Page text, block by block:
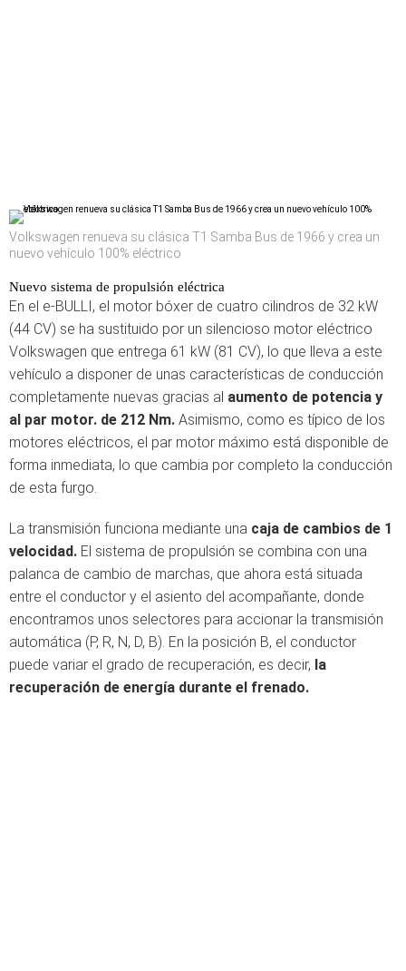
Volkswagen renueva su clásica T1 Samba Bus de 1966 y crea un
nuevo vehículo 100% eléctrico
Nuevo sistema de propulsión eléctrica
En el e-BULLI, el motor bóxer de cuatro cilindros de 32 kW
(44 CV) se ha sustituido por un silencioso motor eléctrico
Volkswagen que entrega 61 kW (81 CV), lo que lleva a este
vehículo a disponer de unas características de conducción
completamente nuevas gracias al aumento de potencia y
al par motor. de 212 Nm. Asimismo, como es típico de los
motores eléctricos, el par motor máximo está disponible de
forma inmediata, lo que cambia por completo la conducción
de esta furgo.
La transmisión funciona mediante una caja de cambios de 1
velocidad. El sistema de propulsión se combina con una
palanca de cambio de marchas, que ahora está situada
entre el conductor y el asiento del acompañante, donde
encontramos unos selectores para accionar la transmisión
automática (P, R, N, D, B). En la posición B, el conductor
puede variar el grado de recuperación, es decir, la
recuperación de energía durante el frenado.